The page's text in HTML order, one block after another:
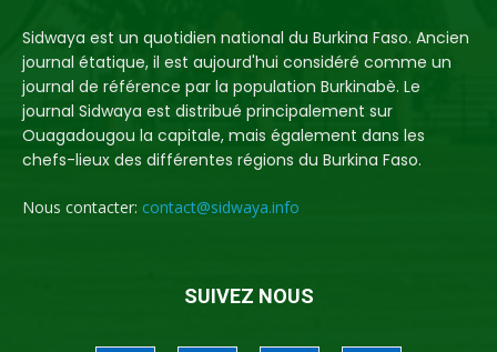
Sidwaya est un quotidien national du Burkina Faso. Ancien
journal étatique, il est aujourd'hui considéré comme un
journal de référence par la population Burkinabè. Le
journal Sidwaya est distribué principalement sur
Ouagadougou la capitale, mais également dans les
chefs-lieux des différentes régions du Burkina Faso.
Nous contacter: contact@sidwaya.info
SUIVEZ NOUS